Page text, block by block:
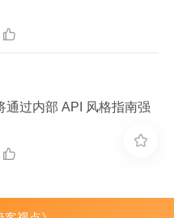

通过内部 API 风格指南强

